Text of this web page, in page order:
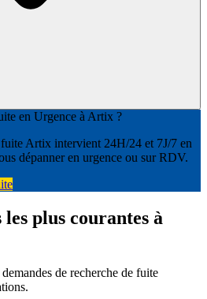
en Urgence à Artix ?
Artix intervient 24H/24 et 7J/7 en
dépanner en urgence ou sur RDV.
plus courantes à
de recherche de fuite